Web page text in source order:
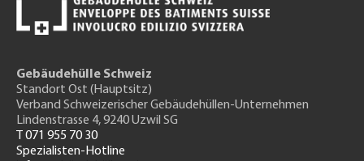
Gebäudehülle Schweiz
Standort Ost (Hauptsitz)
Verband Schweizerischer Gebäudehüllen-Unternehmen
Lindenstrasse 4, 9240 Uzwil SG
T 071 955 70 30
Spezialisten-Hotline